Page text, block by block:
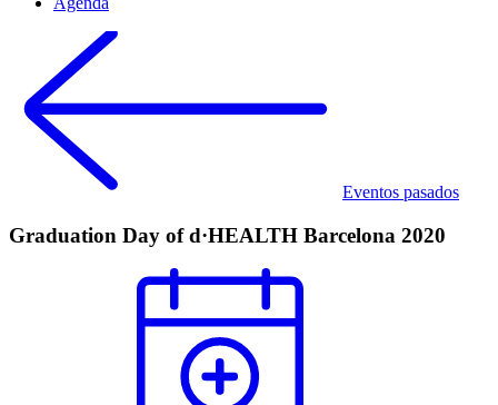
Eventos pasados
Graduation Day of d·HEALTH Barcelona 2020